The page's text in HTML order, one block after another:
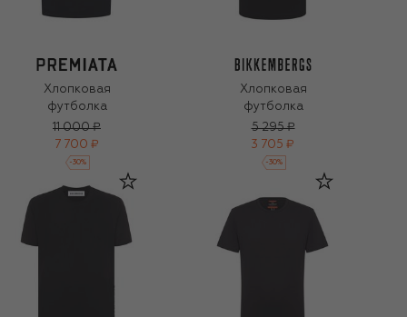
Хлопковая
футболка
11 000 ₽
7 700 ₽
-30%
Хлопковая
футболка
5 295 ₽
3 705 ₽
-30%